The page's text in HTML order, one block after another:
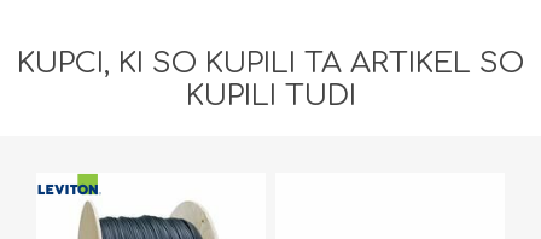
KUPCI, KI SO KUPILI TA ARTIKEL SO
KUPILI TUDI